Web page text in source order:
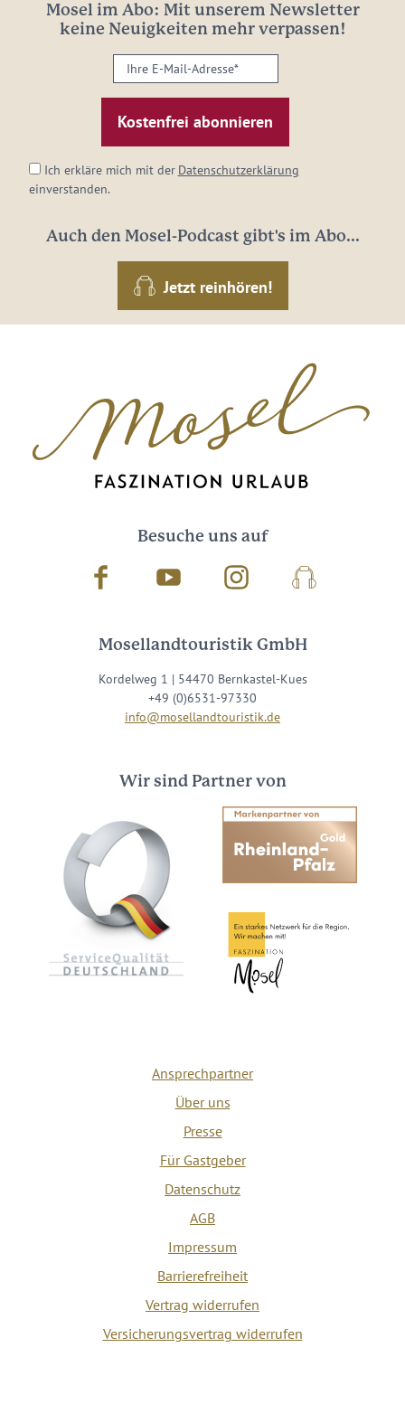
Mosel im Abo: Mit unserem Newsletter
keine Neuigkeiten mehr verpassen!
Ihre
E-
Mail-
Adresse:
Ich erkläre mich mit der Datenschutzerklärung
einverstanden.
Auch den Mosel-Podcast gibt's im Abo...
Jetzt reinhören!
Besuche uns auf
Facebook Youtube InstagramPodcast
Mosellandtouristik GmbH
Kordelweg 1 | 54470 Bernkastel-Kues
+49 (0)6531-97330
info@mosellandtouristik.de
Wir sind Partner von
Ansprechpartner
Über uns
Presse
Für Gastgeber
Datenschutz
AGB
Impressum
Barrierefreiheit
Vertrag widerrufen
Versicherungsvertrag widerrufen